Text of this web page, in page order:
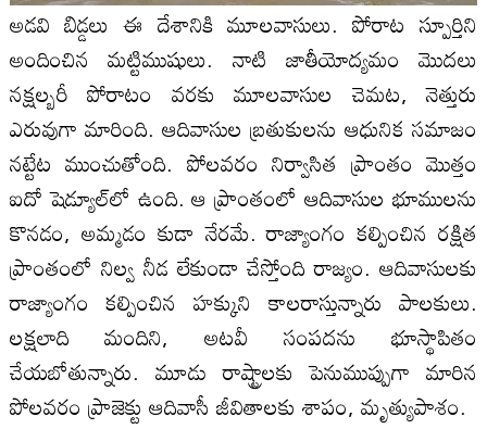
అడవి బిడ్డలు ఈ దేశానికి మూలవాసులు. పోరాట స్పూర్తిని
అందించిన మట్టిముషులు. నాటి జాతీయోద్యమం మొదలు
నక్షల్బరీ పోరాటం వరకు మూలవాసుల చెమట, నెత్తురు
ఎరువుగా మారింది. ఆదివాసుల బ్రతుకులను ఆధునిక సమాజం
నట్టేట ముంచుతోంది. పోలవరం నిర్వాసిత ప్రాంతం మొత్తం
ఐదో షెడ్యూల్‌లో ఉంది. ఆ ప్రాంతంలో ఆదివాసుల భూములను
కొనడం, అమ్మడం కుడా నేరమే. రాజ్యాంగం కల్పించిన రక్షిత
ప్రాంతంలో నిల్వ నీడ లేకుండా చేస్తోంది రాజ్యం. ఆదివాసులకు
రాజ్యాంగం కల్పించిన హక్కుని కాలరాస్తున్నారు పాలకులు.
లక్షలాది మందిని, అటవీ సంపదను భూస్థాపితం
చేయబోతున్నారు. మూడు రాష్ట్రాలకు పెనుముప్పుగా మారిన
పోలవరం ప్రాజెక్టు ఆదివాసీ జీవితాలకు శాపం, మృత్యుపాశం.